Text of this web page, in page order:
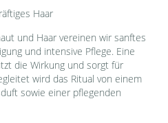
Haar
und Haar vereinen wir sanftes
und intensive Pflege. Eine
die Wirkung und sorgt für
wird das Ritual von einem
sowie einer pflegenden